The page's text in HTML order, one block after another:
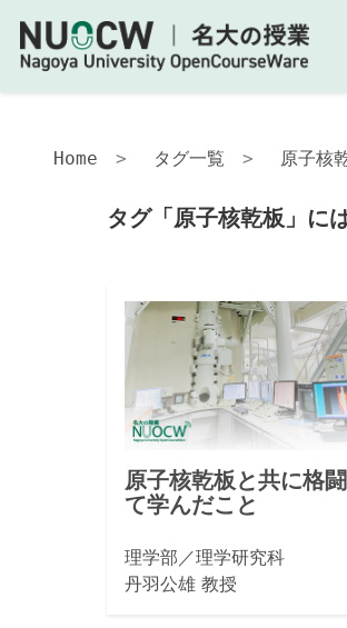
Home タグ一覧 原子核
タグ「原子核乾板」に
原子核乾板と共に格
て学んだこと
理学部／理学研究科
丹羽公雄 教授